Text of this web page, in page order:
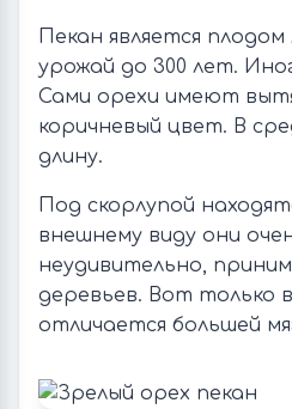
Пекан является
урожай до 300 лет.
Сами орехи имеют
коричневый цвет. В
длину.
Под скорлупой
внешнему виду они
неудивительно,
деревьев. Вот только
отличается большей